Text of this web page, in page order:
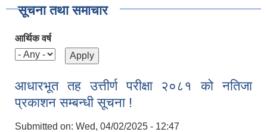
सूचना तथा समाचार
आर्थिक वर्ष
आधारभूत तह उत्तीर्ण परीक्षा २०८१ को नतिजा
प्रकाशन सम्बन्धी सूचना !
Submitted on: Wed, 04/02/2025 - 12:47